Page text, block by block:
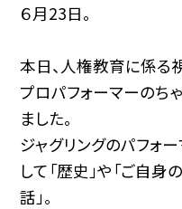
６月23日。
本日、人権教育に係る
プロパフォーマーのち
ました。
ジャグリングのパフォ
して「歴史」や「ご自身
話」。